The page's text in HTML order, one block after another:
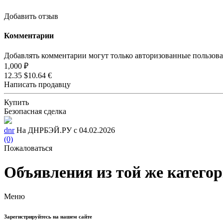
Добавить отзыв
Комментарии
Добавлять комментарии могут только авторизованные
1,000 ₽
12.35 $10.64 €
Написать продавцу
Купить
Безопасная сделка
dnr На ДНРБЭЙ.РУ с 04.02.2026
(0)
Пожаловаться
Объявления из той же
Меню
Зарегистрируйтесь на нашем сайте